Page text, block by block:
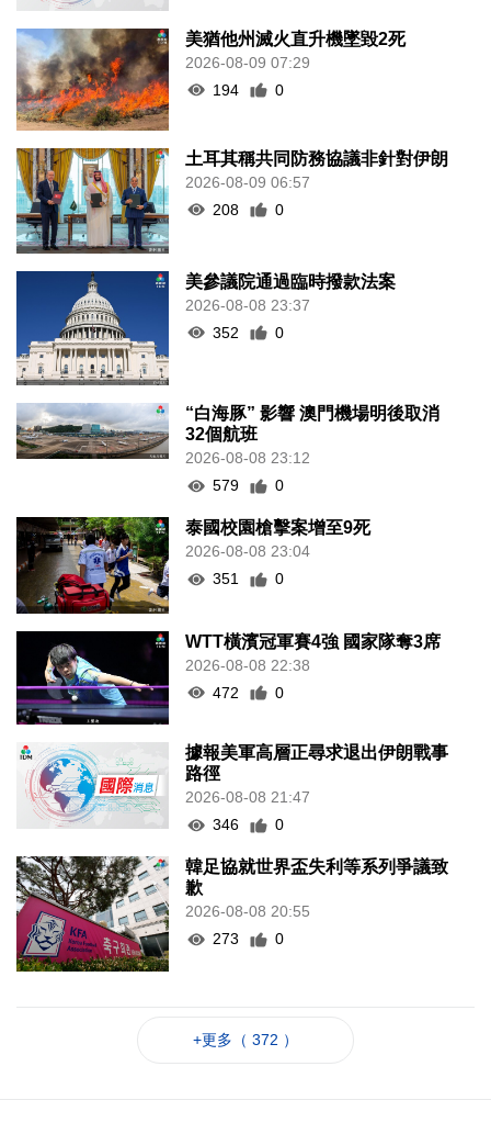
美猶他州滅火直升機墜毀2死
2026-08-09 07:29
194
0
土耳其稱共同防務協議非針對伊朗
2026-08-09 06:57
208
0
美參議院通過臨時撥款法案
2026-08-08 23:37
352
0
“白海豚” 影響 澳門機場明後取消
32個航班
2026-08-08 23:12
579
0
泰國校園槍擊案增至9死
2026-08-08 23:04
351
0
WTT橫濱冠軍賽4強 國家隊奪3席
2026-08-08 22:38
472
0
據報美軍高層正尋求退出伊朗戰事
路徑
2026-08-08 21:47
346
0
韓足協就世界盃失利等系列爭議致
歉
2026-08-08 20:55
273
0
+更多（ 372 ）